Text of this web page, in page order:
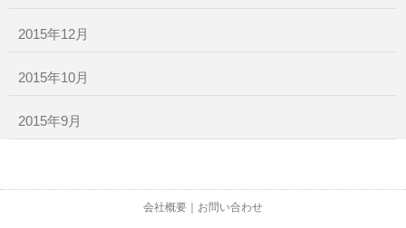
2015年12月
2015年10月
2015年9月
会社概要
お問い合わせ